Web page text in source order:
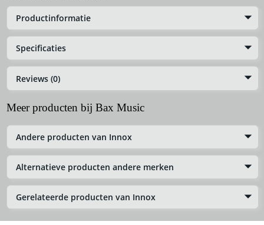
Productinformatie
Specificaties
Reviews (0)
Meer producten bij Bax Music
Andere producten van Innox
Alternatieve producten andere merken
Gerelateerde producten van Innox